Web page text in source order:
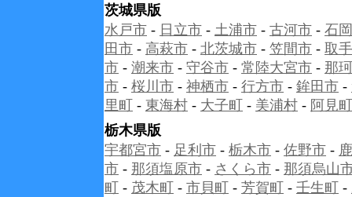
茨城県版
水戸市 - 日立市 - 土浦市 - 古河市 - 石
田市 - 高萩市 - 北茨城市 - 笠間市 - 取
市 - 潮来市 - 守谷市 - 常陸大宮市 - 那
市 - 桜川市 - 神栖市 - 行方市 - 鉾田市 -
里町 - 東海村 - 大子町 - 美浦村 - 阿見町
栃木県版
宇都宮市 - 足利市 - 栃木市 - 佐野市 -
市 - 那須塩原市 - さくら市 - 那須烏山
町 - 茂木町 - 市貝町 - 芳賀町 - 壬生町 -